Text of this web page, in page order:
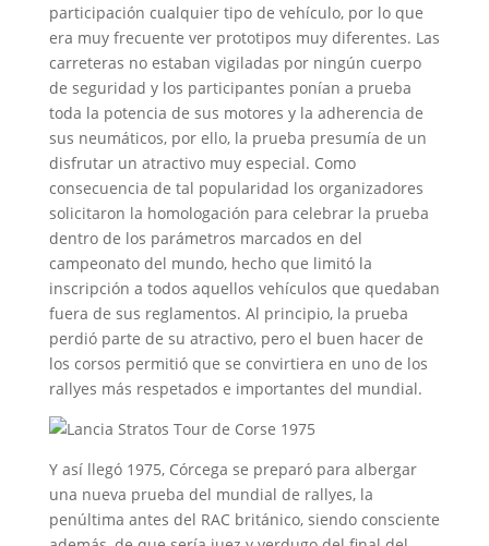
participación cualquier tipo de vehículo, por lo que
era muy frecuente ver prototipos muy diferentes. Las
carreteras no estaban vigiladas por ningún cuerpo
de seguridad y los participantes ponían a prueba
toda la potencia de sus motores y la adherencia de
sus neumáticos, por ello, la prueba presumía de un
disfrutar un atractivo muy especial. Como
consecuencia de tal popularidad los organizadores
solicitaron la homologación para celebrar la prueba
dentro de los parámetros marcados en del
campeonato del mundo, hecho que limitó la
inscripción a todos aquellos vehículos que quedaban
fuera de sus reglamentos. Al principio, la prueba
perdió parte de su atractivo, pero el buen hacer de
los corsos permitió que se convirtiera en uno de los
rallyes más respetados e importantes del mundial.
Y así llegó 1975, Córcega se preparó para albergar
una nueva prueba del mundial de rallyes, la
penúltima antes del RAC británico, siendo consciente